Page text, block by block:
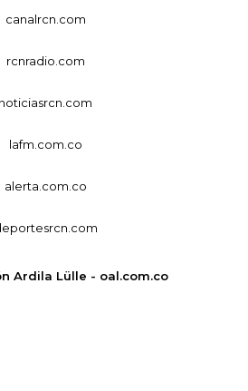
canalrcn.com
rcnradio.com
noticiasrcn.com
lafm.com.co
alerta.com.co
Ardila Lülle - oal.com.co